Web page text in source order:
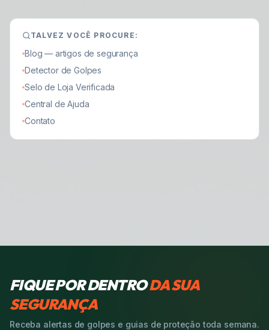
TALVEZ VOCÊ PROCURE:
Blog — artigos de segurança
Detector de Golpes
Selo de Loja Verificada
Central de Ajuda
Contato
FIQUE POR DENTRODA SUA
SEGURANÇA
Receba alertas de golpes e guias de proteção toda semana.